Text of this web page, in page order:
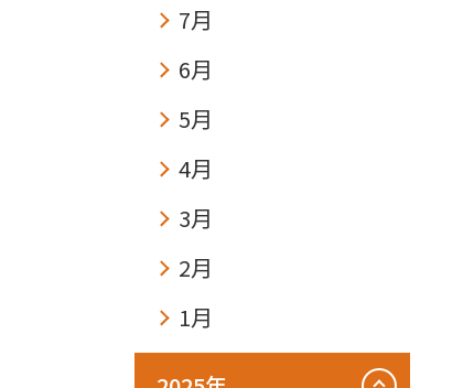
7月
6月
5月
4月
3月
2月
1月